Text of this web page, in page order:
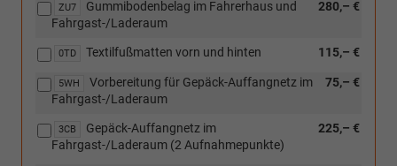
2
Positionen:
2.
hochgeklappter
2.Sitzr.)
ZU7 280,– €
Gummibodenbelag im Fahrerhaus und
Fahrgast-/Laderaum
0TD 115,– €
Textilfußmatten vorn und hinten
5WH 75,– €
Vorbereitung für Gepäck-Auffangnetz im
Fahrgast-/Laderaum
3CB 225,– €
Gepäck-Auffangnetz im
Fahrgast-/Laderaum (2 Aufnahmepunkte)